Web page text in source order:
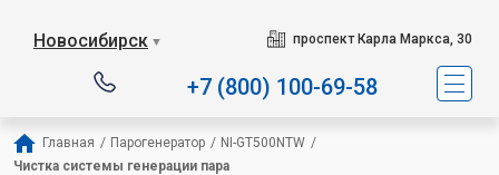
Новосибирск ▼ проспект Карла Маркса, 30
+7 (800) 100-69-58
Главная / Парогенератор / NI-GT500NTW /
Чистка системы генерации пара